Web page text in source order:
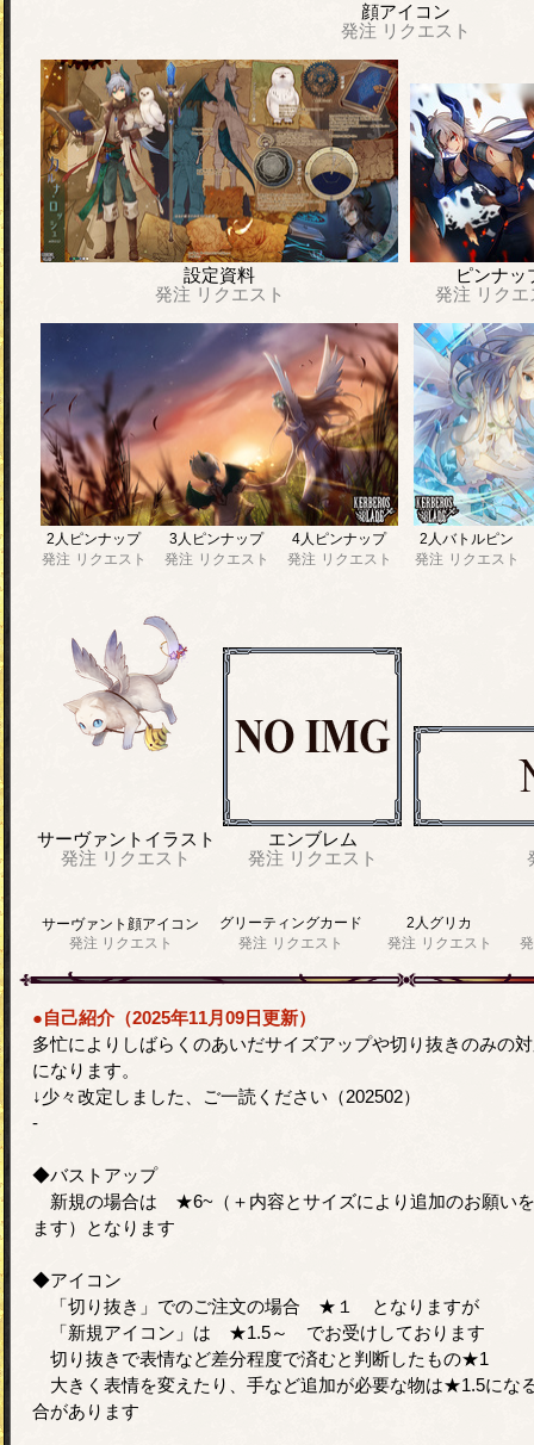
顔アイコン
発注 リクエスト
設定資料
発注 リクエスト
ピンナッ
発注 リク
2人ピンナップ
発注 リクエスト
3人ピンナップ
発注 リクエスト
4人ピンナップ
発注 リクエスト
2人バトルピン
発注 リクエスト
サーヴァントイラスト
発注 リクエスト
エンブレム
発注 リクエスト
サーヴァント顔アイコン
発注 リクエスト
グリーティングカード
発注 リクエスト
2人グリカ
発注 リクエスト
●自己紹介（2025年11月09日更新）
多忙によりしばらくのあいだサイズアップや切り抜きのみの
になります。
↓少々改定しました、ご一読ください（202502）
-
◆バストアップ
新規の場合は ★6~（＋内容とサイズにより追加のお願い
ます）となります
◆アイコン
「切り抜き」でのご注文の場合 ★１ となりますが
「新規アイコン」は ★1.5～ でお受けしております
切り抜きで表情など差分程度で済むと判断したもの★1
大きく表情を変えたり、手など追加が必要な物は★1.5にな
合があります